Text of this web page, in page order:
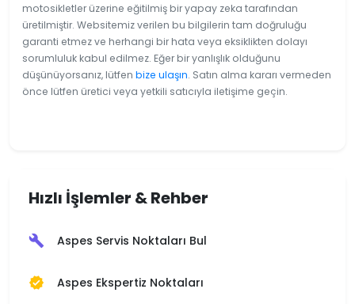
motosikletler üzerine eğitilmiş bir yapay zeka tarafından
üretilmiştir. Websitemiz verilen bu bilgilerin tam doğruluğu
garanti etmez ve herhangi bir hata veya eksiklikten dolayı
sorumluluk kabul edilmez. Eğer bir yanlışlık olduğunu
düşünüyorsanız, lütfen bize ulaşın. Satın alma kararı vermeden
önce lütfen üretici veya yetkili satıcıyla iletişime geçin.
Hızlı İşlemler & Rehber
build Aspes Servis Noktaları Bul
verified Aspes Ekspertiz Noktaları